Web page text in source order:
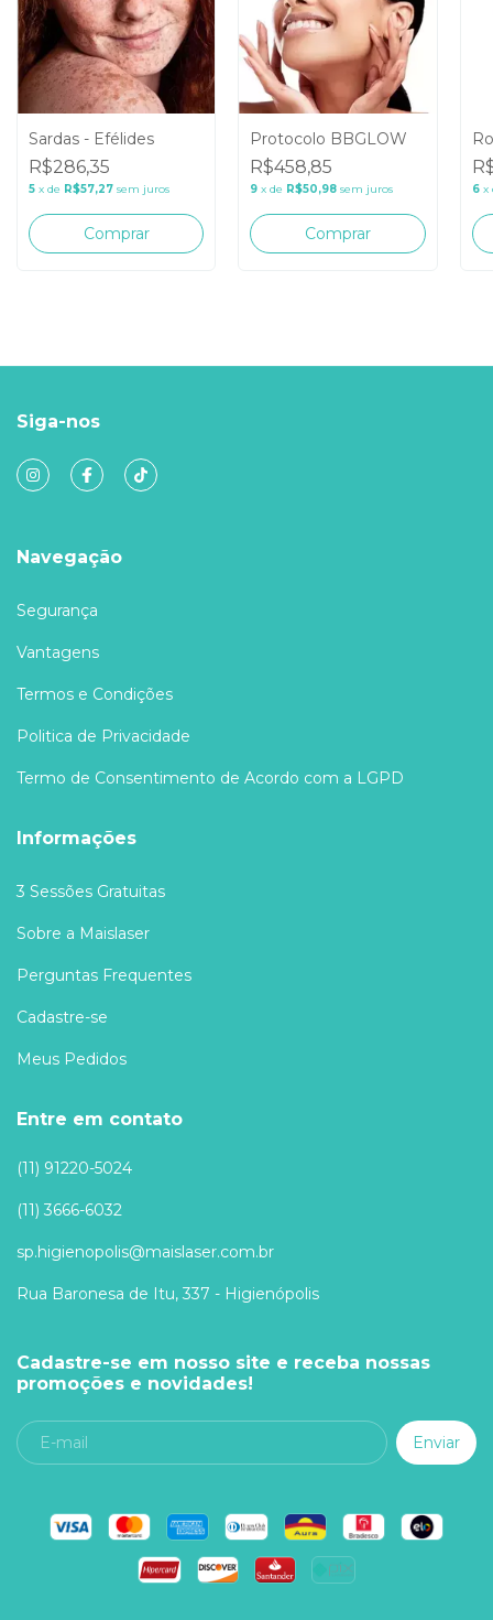
Sardas - Efélides
R$286,35
5 x de R$57,27 sem juros
Comprar
Protocolo BBGLOW
R$458,85
9 xde R$50,98 sem juros
Comprar
6 x
Siga-nos
Navegação
Segurança
Vantagens
Termos e Condições
Politica de Privacidade
Termo de Consentimento de Acordo com a LGPD
Informações
3 Sessões Gratuitas
Sobre a Maislaser
Perguntas Frequentes
Cadastre-se
Meus Pedidos
Entre em contato
(11) 91220-5024
(11) 3666-6032
sp.higienopolis@maislaser.com.br
Rua Baronesa de Itu, 337 - Higienópolis
Cadastre-se em nosso site e receba nossas
promoções e novidades!